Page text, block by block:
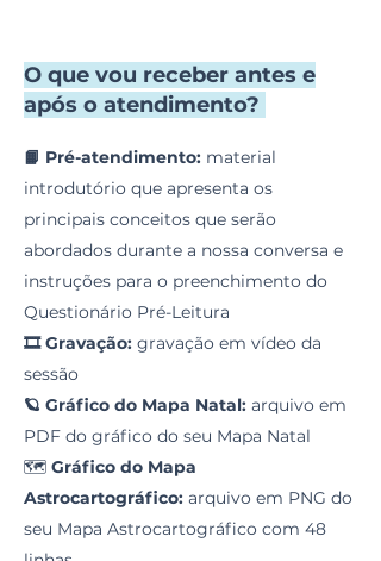
O que vou receber antes e
após o atendimento?
📙 Pré-atendimento: material
introdutório que apresenta os
principais conceitos que serão
abordados durante a nossa conversa e
instruções para o preenchimento do
Questionário Pré-Leitura
🎞️ Gravação: gravação em vídeo da
sessão
🪐 Gráfico do Mapa Natal: arquivo em
PDF do gráfico do seu Mapa Natal
🗺️ Gráfico do Mapa
Astrocartográfico: arquivo em PNG do
seu Mapa Astrocartográfico com 48